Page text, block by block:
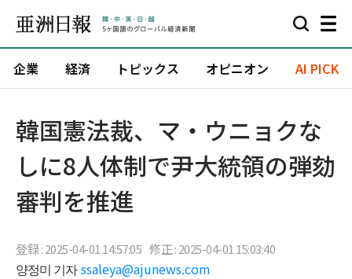
企業 経済 トピックス オピニオン AI PICK
韓国憲法裁、マ・ウニョクな
しに8人体制で尹大統領の弾劾
審判を推進
登録 : 2025-04-01 14:57:05 修正 : 2025-04-01 15:03:40
양정미 기자 ssaleya@ajunews.com